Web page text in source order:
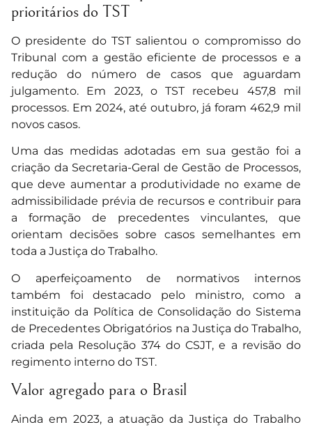
prioritários do TST
O presidente do TST salientou o compromisso do
Tribunal com a gestão eficiente de processos e a
redução do número de casos que aguardam
julgamento. Em 2023, o TST recebeu 457,8 mil
processos. Em 2024, até outubro, já foram 462,9 mil
novos casos.
Uma das medidas adotadas em sua gestão foi a
criação da Secretaria-Geral de Gestão de Processos,
que deve aumentar a produtividade no exame de
admissibilidade prévia de recursos e contribuir para
a formação de precedentes vinculantes, que
orientam decisões sobre casos semelhantes em
toda a Justiça do Trabalho.
O aperfeiçoamento de normativos internos
também foi destacado pelo ministro, como a
instituição da Política de Consolidação do Sistema
de Precedentes Obrigatórios na Justiça do Trabalho,
criada pela Resolução 374 do CSJT, e a revisão do
regimento interno do TST.
Valor agregado para o Brasil
Ainda em 2023, a atuação da Justiça do Trabalho